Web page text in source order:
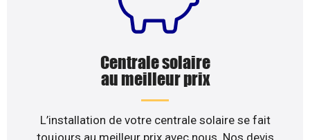
Centrale solaire
au meilleur prix
L’installation de votre centrale solaire se fait
toujours au meilleur prix avec nous. Nos devis